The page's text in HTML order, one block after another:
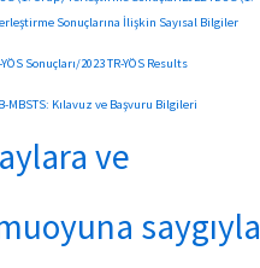
Sonuçlarına İlişkin Sayısal Bilgiler
YÖS Sonuçları/2023 TR-YÖS Results
MBSTS: Kılavuz ve Başvuru Bilgileri
ve
saygıyla